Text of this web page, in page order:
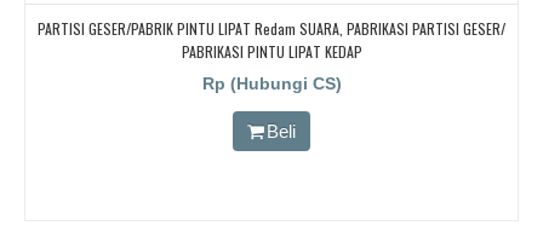
PARTISI GESER/PABRIK PINTU LIPAT Redam SUARA, PABRIKASI PARTISI GESER/
PABRIKASI PINTU LIPAT KEDAP
Rp (Hubungi CS)
Beli